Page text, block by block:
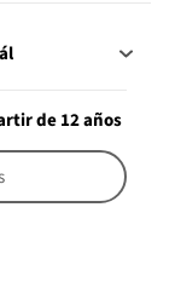
de 12 años